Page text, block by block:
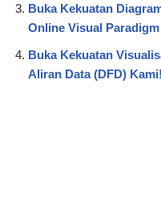
Buka Kekuatan
Online Visual Paradigm
Buka Kekuatan
Aliran Data (DFD) Kami!